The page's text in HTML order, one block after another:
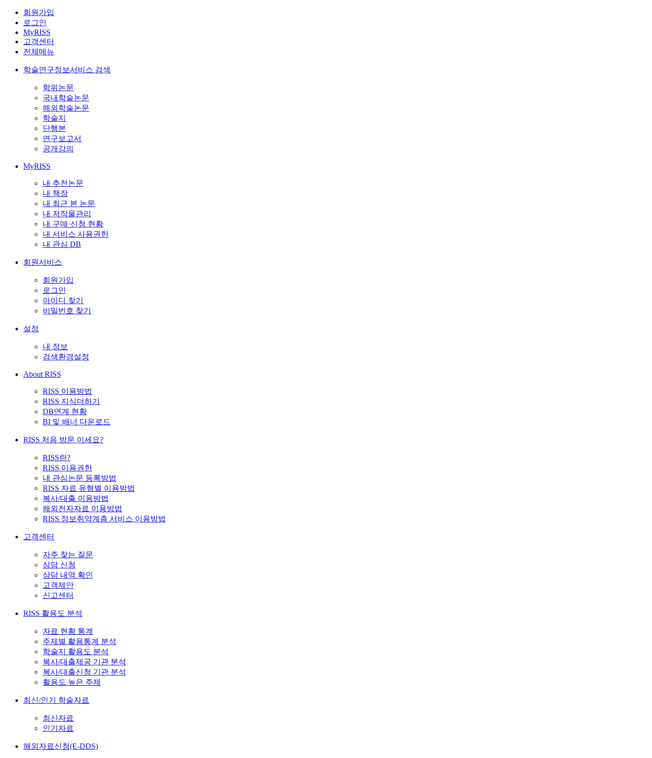
회원가입
로그인
MyRISS
고객센터
전체메뉴
학술연구정보서비스 검색
학위논문
국내학술논문
해외학술논문
학술지
단행본
연구보고서
공개강의
MyRISS
내 추천논문
내 책장
내 최근 본 논문
내 저작물관리
내 구매·신청 현황
내 서비스 사용권한
내 관심 DB
회원서비스
회원가입
로그인
아이디 찾기
비밀번호 찾기
설정
내 정보
검색환경설정
About RISS
RISS 이용방법
RISS 지식더하기
DB연계 현황
BI 및 배너 다운로드
RISS 처음 방문 이세요?
RISS란?
RISS 이용권한
내 관심논문 등록방법
RISS 자료 유형별 이용방법
복사/대출 이용방법
해외전자자료 이용방법
RISS 정보취약계층 서비스 이용방법
고객센터
자주 찾는 질문
상담 신청
상담 내역 확인
고객제안
신고센터
RISS 활용도 분석
자료 현황 통계
주제별 활용통계 분석
학술지 활용도 분석
복사/대출제공 기관 분석
복사/대출신청 기관 분석
활용도 높은 주제
최신/인기 학술자료
최신자료
인기자료
해외자료신청(E-DDS)